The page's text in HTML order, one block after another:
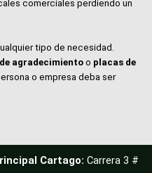
comerciales perdiendo un
tipo de necesidad.
agradecimiento o placas de
o empresa deba ser
Cartago: Carrera 3 #